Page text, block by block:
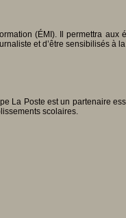
(ÉMI). Il permettra
et d’être sensibilisés
La Poste est un partenaire
scolaires.